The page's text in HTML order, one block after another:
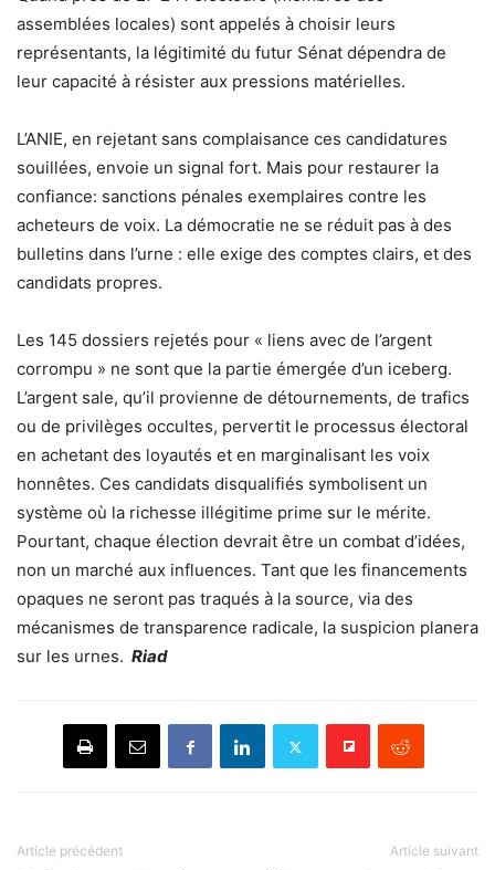
assemblées locales) sont appelés à choisir leurs
représentants, la légitimité du futur Sénat dépendra de
leur capacité à résister aux pressions matérielles.
L’ANIE, en rejetant sans complaisance ces candidatures
souillées, envoie un signal fort. Mais pour restaurer la
confiance: sanctions pénales exemplaires contre les
acheteurs de voix. La démocratie ne se réduit pas à des
bulletins dans l’urne : elle exige des comptes clairs, et des
candidats propres.
Les 145 dossiers rejetés pour « liens avec de l’argent
corrompu » ne sont que la partie émergée d’un iceberg.
L’argent sale, qu’il provienne de détournements, de trafics
ou de privilèges occultes, pervertit le processus électoral
en achetant des loyautés et en marginalisant les voix
honnêtes. Ces candidats disqualifiés symbolisent un
système où la richesse illégitime prime sur le mérite.
Pourtant, chaque élection devrait être un combat d’idées,
non un marché aux influences. Tant que les financements
opaques ne seront pas traqués à la source, via des
mécanismes de transparence radicale, la suspicion planera
sur les urnes. Riad
Article précédent Article suivant